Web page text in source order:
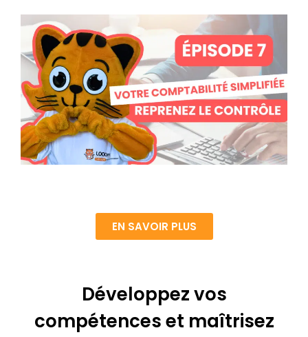
EN SAVOIR PLUS
Développez vos
compétences et maîtrisez